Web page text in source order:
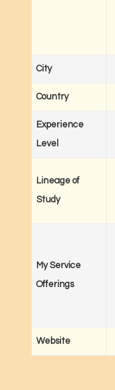
City
Country
Experience
Level
Lineage of
Study
My Service
Offerings
Website